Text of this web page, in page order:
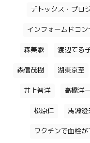
デトックス・プロ
インフォームドコン
森美歌 渡辺てる
森信茂樹 湖東京至
井上智洋 高橋洋
松原仁 馬淵澄
ワクチンで血栓が